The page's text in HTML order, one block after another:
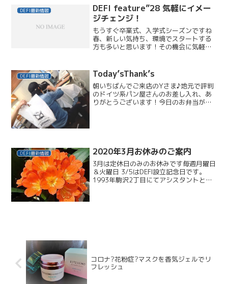
安時代に伝わり、最初は薬として使われ
ていましたが、徐々に...
DEFI最新情報
DEFI feature”28 気軽にイメー
ジチェンジ！
もうすぐ卒業式、入学式シーズンですね
春、新しい気持ち、環境でスタートする
方も多いと思います！その機会に気軽に
しいのか、ＤＥＦＩスタッフもパーマや
カラーなどで髪型変えてい...
DEFI最新情報 Today’sThank’s
朝いちばんでご来店のYさま♪地元で評判
のドイツ系パン屋さんのお差し入れ、あ
りがとうございます！今日のお弁当がパ
DEFI最新情報 2020年3月お休みのご案内
3月は定休日のみのお休みです毎週月曜日
＆火曜日 3/5はDEFI設立記念日です。
1993年駒沢2丁目にてアシスタントとふ
コロナ?花粉症?マスクを香気ジェルでリ
フレッシュ